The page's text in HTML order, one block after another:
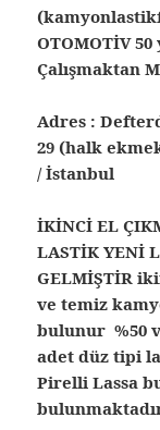
OTOMOTİV
Çalışmaktan
Adres :
29 (halk
/ İstanbul
İKİNCİ EL
LASTİK YENİ
GELMİŞTİR
ve temiz
bulunur %50
adet düz tipi
Pirelli Lassa